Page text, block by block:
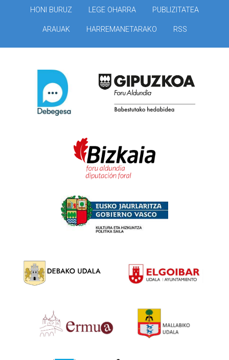
HONI BURUZ LEGE OHARRA PUBLIZITATEA
ARAUAK HARREMANETARAKO RSS